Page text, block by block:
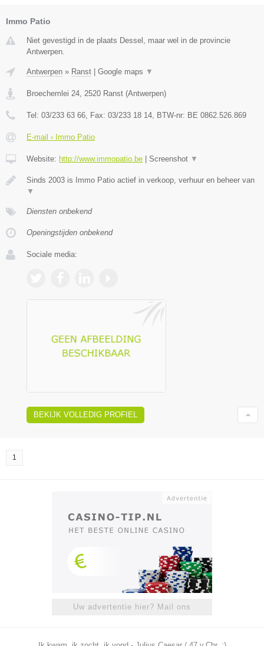
Immo Patio
Niet gevestigd in de plaats Dessel, maar wel in de provincie
Antwerpen.
Antwerpen » Ranst | Google maps ▼
Broechemlei 24 2520 Ranst (Antwerpen)
Tel: 03/233 63 66 , Fax: 03/233 18 14 , BTW-nr: BE 0862.526.869
E-mail › Immo Patio
Website: http://www.immopatio.be | Screenshot ▼
Sinds 2003 is Immo Patio actief in verkoop, verhuur en beheer van
▼
Diensten onbekend
Openingstijden onbekend
Sociale media:
BEKIJK VOLLEDIG PROFIEL
1
Uw advertentie hier? Mail ons